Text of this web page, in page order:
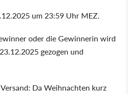
um 23:59 Uhr MEZ.
oder die Gewinnerin wird
23.12.2025 gezogen und
Da Weihnachten kurz